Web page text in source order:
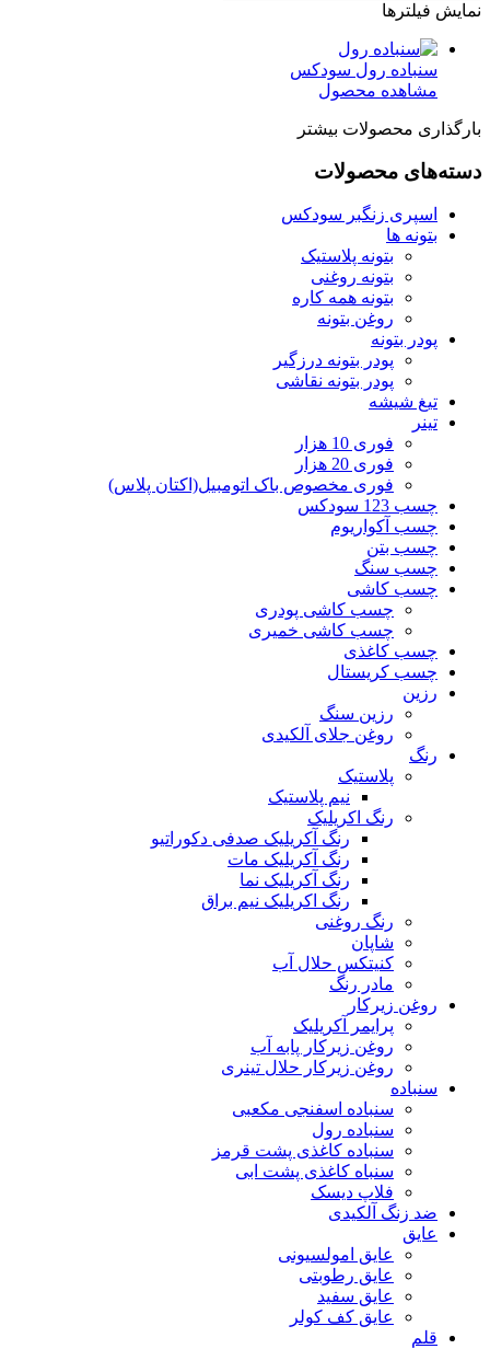
نمایش فیلترها
سنباده رول سودکس
مشاهده محصول
بارگذاری محصولات بیشتر
دسته‌های محصولات
اسپری زنگبر سودکس
بتونه ها
بتونه پلاستیک
بتونه روغنی
بتونه همه کاره
روغن بتونه
پودر بتونه
پودر بتونه درزگیر
پودر بتونه نقاشی
تیغ شیشه
تینر
فوری 10 هزار
فوری 20 هزار
فوری مخصوص باک اتومبیل(اکتان پلاس)
چسب 123 سودکس
چسب آکواریوم
چسب بتن
چسب سنگ
چسب کاشی
چسب کاشی پودری
چسب کاشی خمیری
چسب کاغذی
چسب کریستال
رزین
رزین سنگ
روغن جلای آلکیدی
رنگ
پلاستیک
نیم پلاستیک
رنگ اکریلیک
رنگ آکریلیک صدفی دکوراتیو
رنگ آکریلیک مات
رنگ آکریلیک نما
رنگ اکریلیک نیم براق
رنگ روغنی
شاپان
کنیتکس حلال آب
مادر رنگ
روغن زیرکار
پرایمر آکریلیک
روغن زیرکار پابه آب
روغن زیرکار حلال تینری
سنباده
سنباده اسفنجی مکعبی
سنباده رول
سنباده کاغذی پشت قرمز
سنباه کاغذی پشت ابی
فلاپ دیسک
ضد زنگ آلکیدی
عایق
عایق امولسیونی
عایق رطوبتی
عایق سفید
عایق کف کولر
قلم